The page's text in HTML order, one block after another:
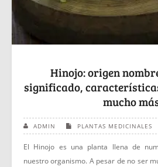
Hinojo: origen
significado,
mucho
ADMIN PLANTAS MEDICINALES
El Hinojo es una planta llena de
nuestro organismo. A pesar de no ser